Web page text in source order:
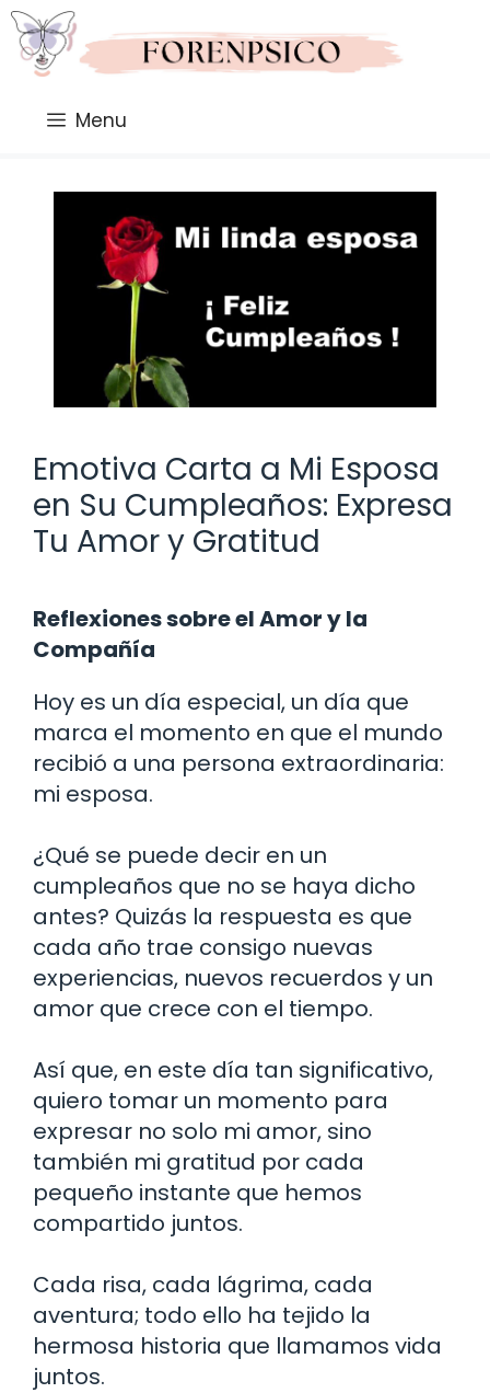
Saltar
al
contenido
Menu
Emotiva Carta a Mi Esposa
en Su Cumpleaños: Expresa
Tu Amor y Gratitud
Reflexiones sobre el Amor y la
Compañía
Hoy es un día especial, un día que
marca el momento en que el mundo
recibió a una persona extraordinaria:
mi esposa.
¿Qué se puede decir en un
cumpleaños que no se haya dicho
antes? Quizás la respuesta es que
cada año trae consigo nuevas
experiencias, nuevos recuerdos y un
amor que crece con el tiempo.
Así que, en este día tan significativo,
quiero tomar un momento para
expresar no solo mi amor, sino
también mi gratitud por cada
pequeño instante que hemos
compartido juntos.
Cada risa, cada lágrima, cada
aventura; todo ello ha tejido la
hermosa historia que llamamos vida
juntos.